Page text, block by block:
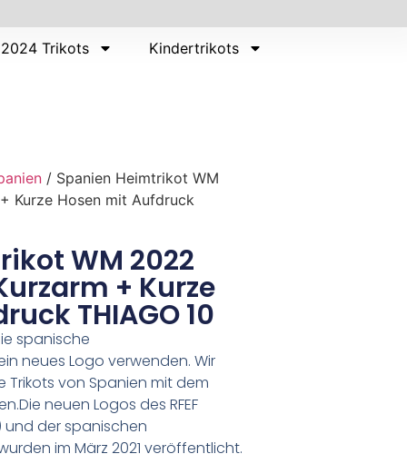
Trikots Kindertrikots
/ Spanien Heimtrikot WM
Kurze Hosen mit Aufdruck
WM 2022
+ Kurze
THIAGO 10
spanische
neues Logo verwenden. Wir
Trikots von Spanien mit dem
neuen Logos des RFEF
der spanischen
im März 2021 veröffentlicht.